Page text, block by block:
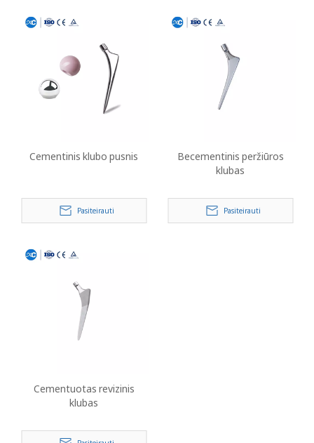
Cementinis klubo pusnis
Pasiteirauti
Becementinis peržiūros
klubas
Pasiteirauti
Cementuotas revizinis
klubas